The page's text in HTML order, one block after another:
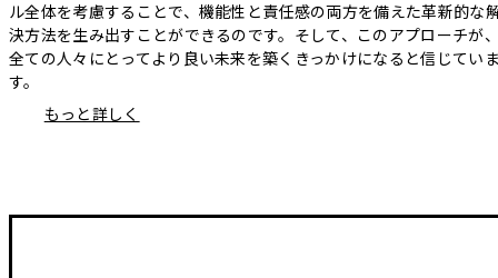
ル全体を考慮することで、機能性と責任感の両方を備えた革新的な
決方法を生み出すことができるのです。そして、このアプローチが
全ての人々にとってより良い未来を築くきっかけになると信じてい
す。
もっと詳しく